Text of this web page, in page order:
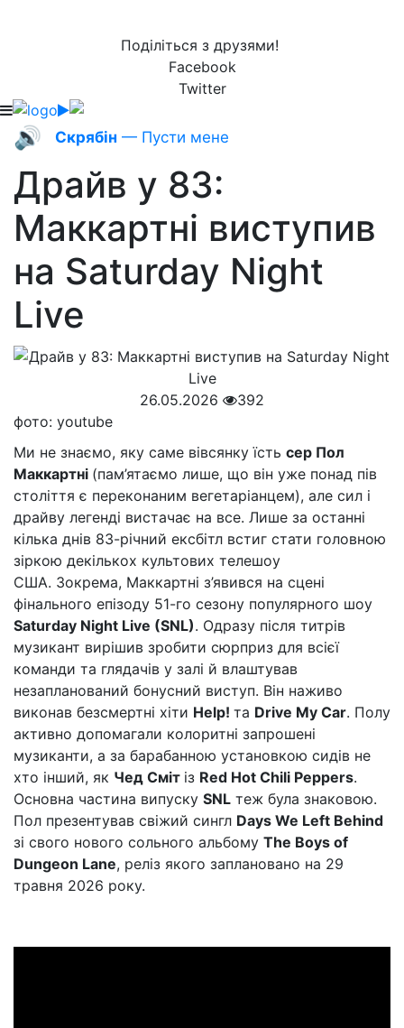
Поділіться з друзями!
Facebook
Twitter
🔊 Скрябін — Пусти мене
Драйв у 83:
Маккартні виступив
на Saturday Night
Live
26.05.2026
392
фото: youtube
Ми не знаємо, яку саме вівсянку їсть сер Пол
Маккартні (пам’ятаємо лише, що він уже понад пів
століття є переконаним вегетаріанцем), але сил і
драйву легенді вистачає на все. Лише за останні
кілька днів 83-річний ексбітл встиг стати головною
зіркою декількох культових телешоу
США. Зокрема, Маккартні з’явився на сцені
фінального епізоду 51-го сезону популярного шоу
Saturday Night Live (SNL). Одразу після титрів
музикант вирішив зробити сюрприз для всієї
команди та глядачів у залі й влаштував
незапланований бонусний виступ. Він наживо
виконав безсмертні хіти Help! та Drive My Car. Полу
активно допомагали колоритні запрошені
музиканти, а за барабанною установкою сидів не
хто інший, як Чед Сміт із Red Hot Chili Peppers.
Основна частина випуску SNL теж була знаковою.
Пол презентував свіжий сингл Days We Left Behind
зі свого нового сольного альбому The Boys of
Dungeon Lane, реліз якого заплановано на 29
травня 2026 року.